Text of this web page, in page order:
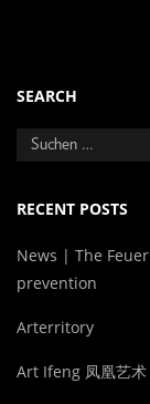
SEARCH
RECENT POSTS
News | The
prevention
Arterritory
Art Ifeng 凤凰艺术